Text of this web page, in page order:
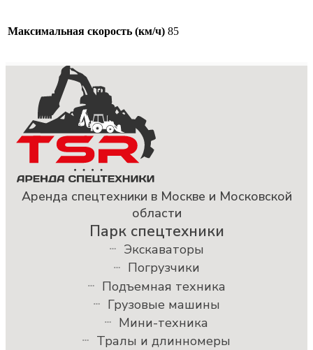
Максимальная скорость (км/ч) 85
Аренда спецтехники в Москве и Московской
области
Парк спецтехники
Экскаваторы
Погрузчики
Подъемная техника
Грузовые машины
Мини-техника
Тралы и длинномеры